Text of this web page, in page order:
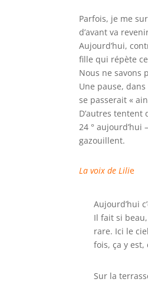
Parfois, je me
d’avant va
Aujourd’hui,
fille qui répète
Nous ne savons
Une pause,
se passerait «
D’autres
24 ° aujourd’hui
gazouillent.
La voix de Lilie
Aujourd’hui
Il fait si
rare. Ici le
fois, ça y
Sur la